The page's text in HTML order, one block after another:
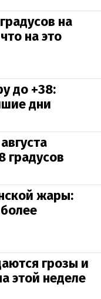
на
на это
до +38:
дни
градусов
жары:
грозы и
этой неделе